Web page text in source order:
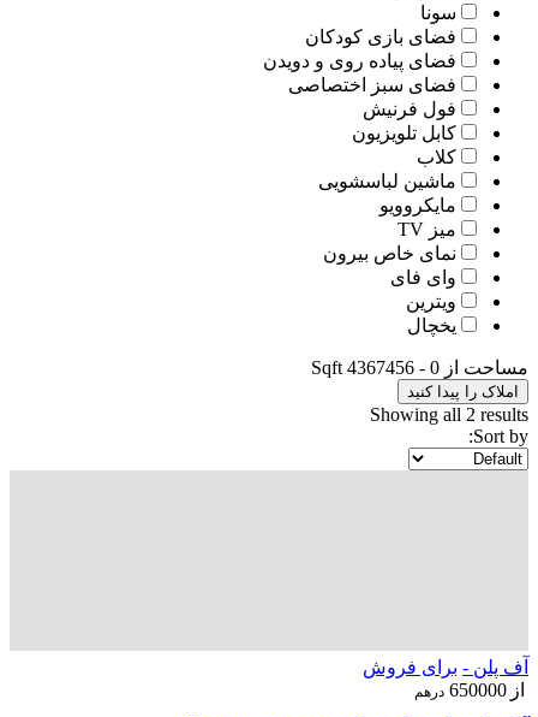
سونا
فضای بازی کودکان
فضای پیاده روی و دویدن
فضای سبز اختصاصی
فول فرنیش
کابل تلویزیون
کلاب
ماشین لباسشویی
مایکروویو
میز TV
نمای خاص بیرون
وای فای
ویترین
یخچال
مساحت از 0
-
4367456
Sqft
املاک را پیدا کنید
Showing all 2 results
Sort by:
آف پلن - برای فروش
از 650000 درهم